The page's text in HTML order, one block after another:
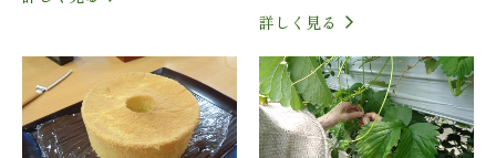
詳しく見る